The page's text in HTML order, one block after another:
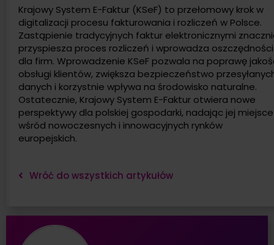
Krajowy System E-Faktur (KSeF) to przełomowy krok w
digitalizacji procesu fakturowania i rozliczeń w Polsce.
Zastąpienie tradycyjnych faktur elektronicznymi
przyspiesza proces rozliczeń i wprowadza oszczędności
dla firm. Wprowadzenie KSeF pozwala na poprawę
obsługi klientów, zwiększa bezpieczeństwo
danych i korzystnie wpływa na środowisko naturalne.
Ostatecznie, Krajowy System E-Faktur otwiera nowe
perspektywy dla polskiej gospodarki, nadając jej miejsce
wśród nowoczesnych i innowacyjnych rynków
europejskich.
Wróć do wszystkich artykułów